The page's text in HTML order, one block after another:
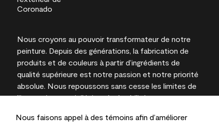
Nous faisons appel à des témoins afin d’améliorer
Nous croyons au pouvoir transformateur de notre
peinture. Depuis des générations, la fabrication de
produits et de couleurs à partir d’ingrédients de
qualité supérieure est notre passion et notre priorité
absolue. Nous repoussons sans cesse les limites de
l’innovation et privilégions la durabilité pour
l’expertise locale.